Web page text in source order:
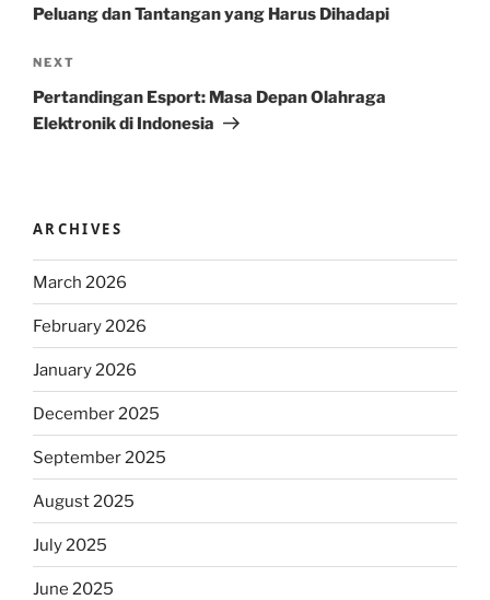
Peluang dan Tantangan yang Harus Dihadapi
Next
Post
NEXT
Pertandingan Esport: Masa Depan Olahraga
Elektronik di Indonesia
ARCHIVES
March 2026
February 2026
January 2026
December 2025
September 2025
August 2025
July 2025
June 2025